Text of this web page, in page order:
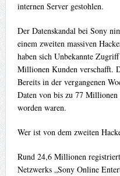
internen Server gestohlen.
Der Datenskandal bei Sony
einem zweiten massiven
haben sich Unbekannte
Millionen Kunden verschafft.
Bereits in der vergangenen
Daten von bis zu 77 Millionen
worden waren.
Wer ist von dem zweiten
Rund 24,6 Millionen
Netzwerks „Sony Online